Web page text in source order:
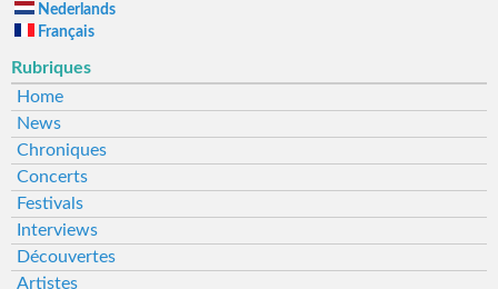
Nederlands
Français
Rubriques
Home
News
Chroniques
Concerts
Festivals
Interviews
Découvertes
Artistes